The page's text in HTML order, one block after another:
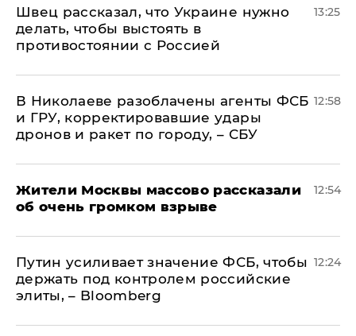
Швец рассказал, что Украине нужно
делать, чтобы выстоять в
противостоянии с Россией
13:25
В Николаеве разоблачены агенты ФСБ
и ГРУ, корректировавшие удары
дронов и ракет по городу, – СБУ
12:58
Жители Москвы массово рассказали
об очень громком взрыве
12:54
Путин усиливает значение ФСБ, чтобы
держать под контролем российские
элиты, – Bloomberg
12:24